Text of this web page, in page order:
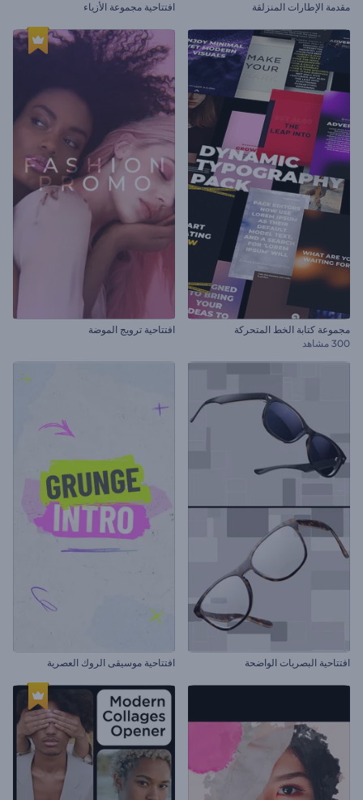
مقدمة الإطارات المنزلقة افتتاحية مجموعة الأزياء
مجموعة كتابة الخط المتحركة
300 مشاهد
افتتاحية ترويج الموضة
افتتاحية البصريات الواضحة افتتاحية موسيقى الروك العصرية